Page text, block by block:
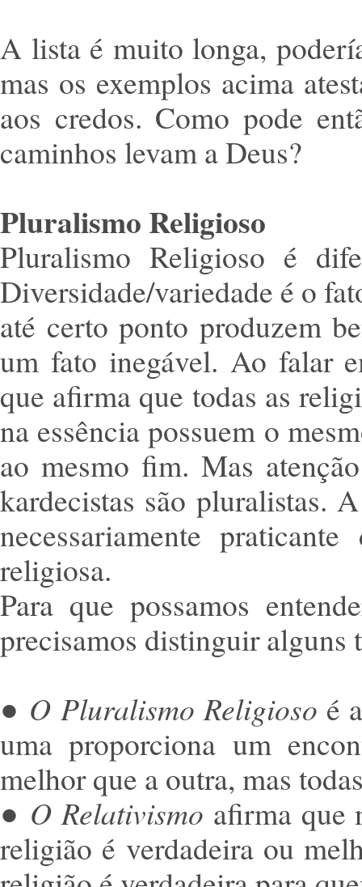
A lista é muito longa,
mas os exemplos acima
aos credos. Como pode
caminhos levam a Deus?
Pluralismo Religioso
Pluralismo Religioso é
Diversidade/variedade é o
até certo ponto produzem
um fato inegável. Ao falar
que afirma que todas as
na essência possuem o
ao mesmo fim. Mas
kardecistas são pluralistas.
necessariamente
religiosa.
Para que possamos
precisamos distinguir alguns
● O Pluralismo Religioso é
uma proporciona um
melhor que a outra, mas
● O Relativismo afirma que
religião é verdadeira ou